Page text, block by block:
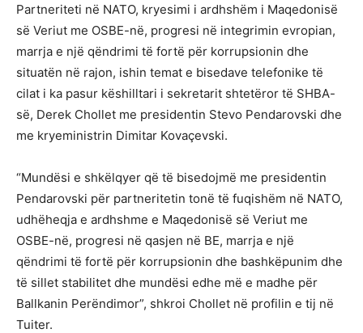
Partneriteti në NATO, kryesimi i ardhshëm i Maqedonisë
së Veriut me OSBE-në, progresi në integrimin evropian,
marrja e një qëndrimi të fortë për korrupsionin dhe
situatën në rajon, ishin temat e bisedave telefonike të
cilat i ka pasur këshilltari i sekretarit shtetëror të SHBA-
së, Derek Chollet me presidentin Stevo Pendarovski dhe
me kryeministrin Dimitar Kovaçevski.
“Mundësi e shkëlqyer që të bisedojmë me presidentin
Pendarovski për partneritetin tonë të fuqishëm në NATO,
udhëheqja e ardhshme e Maqedonisë së Veriut me
OSBE-në, progresi në qasjen në BE, marrja e një
qëndrimi të fortë për korrupsionin dhe bashkëpunim dhe
të sillet stabilitet dhe mundësi edhe më e madhe për
Ballkanin Perëndimor”, shkroi Chollet në profilin e tij në
Tuiter.